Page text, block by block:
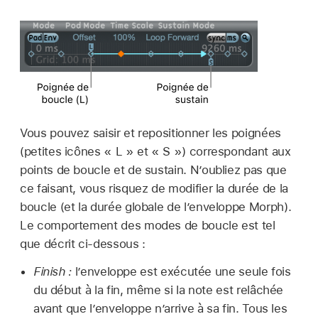
Vous pouvez saisir et repositionner les poignées
(petites icônes « L » et « S ») correspondant aux
points de boucle et de sustain. N’oubliez pas que
ce faisant, vous risquez de modifier la durée de la
boucle (et la durée globale de l’enveloppe Morph).
Le comportement des modes de boucle est tel
que décrit ci-dessous :
Finish : l’enveloppe est exécutée une seule fois
du début à la fin, même si la note est relâchée
avant que l’enveloppe n’arrive à sa fin. Tous les